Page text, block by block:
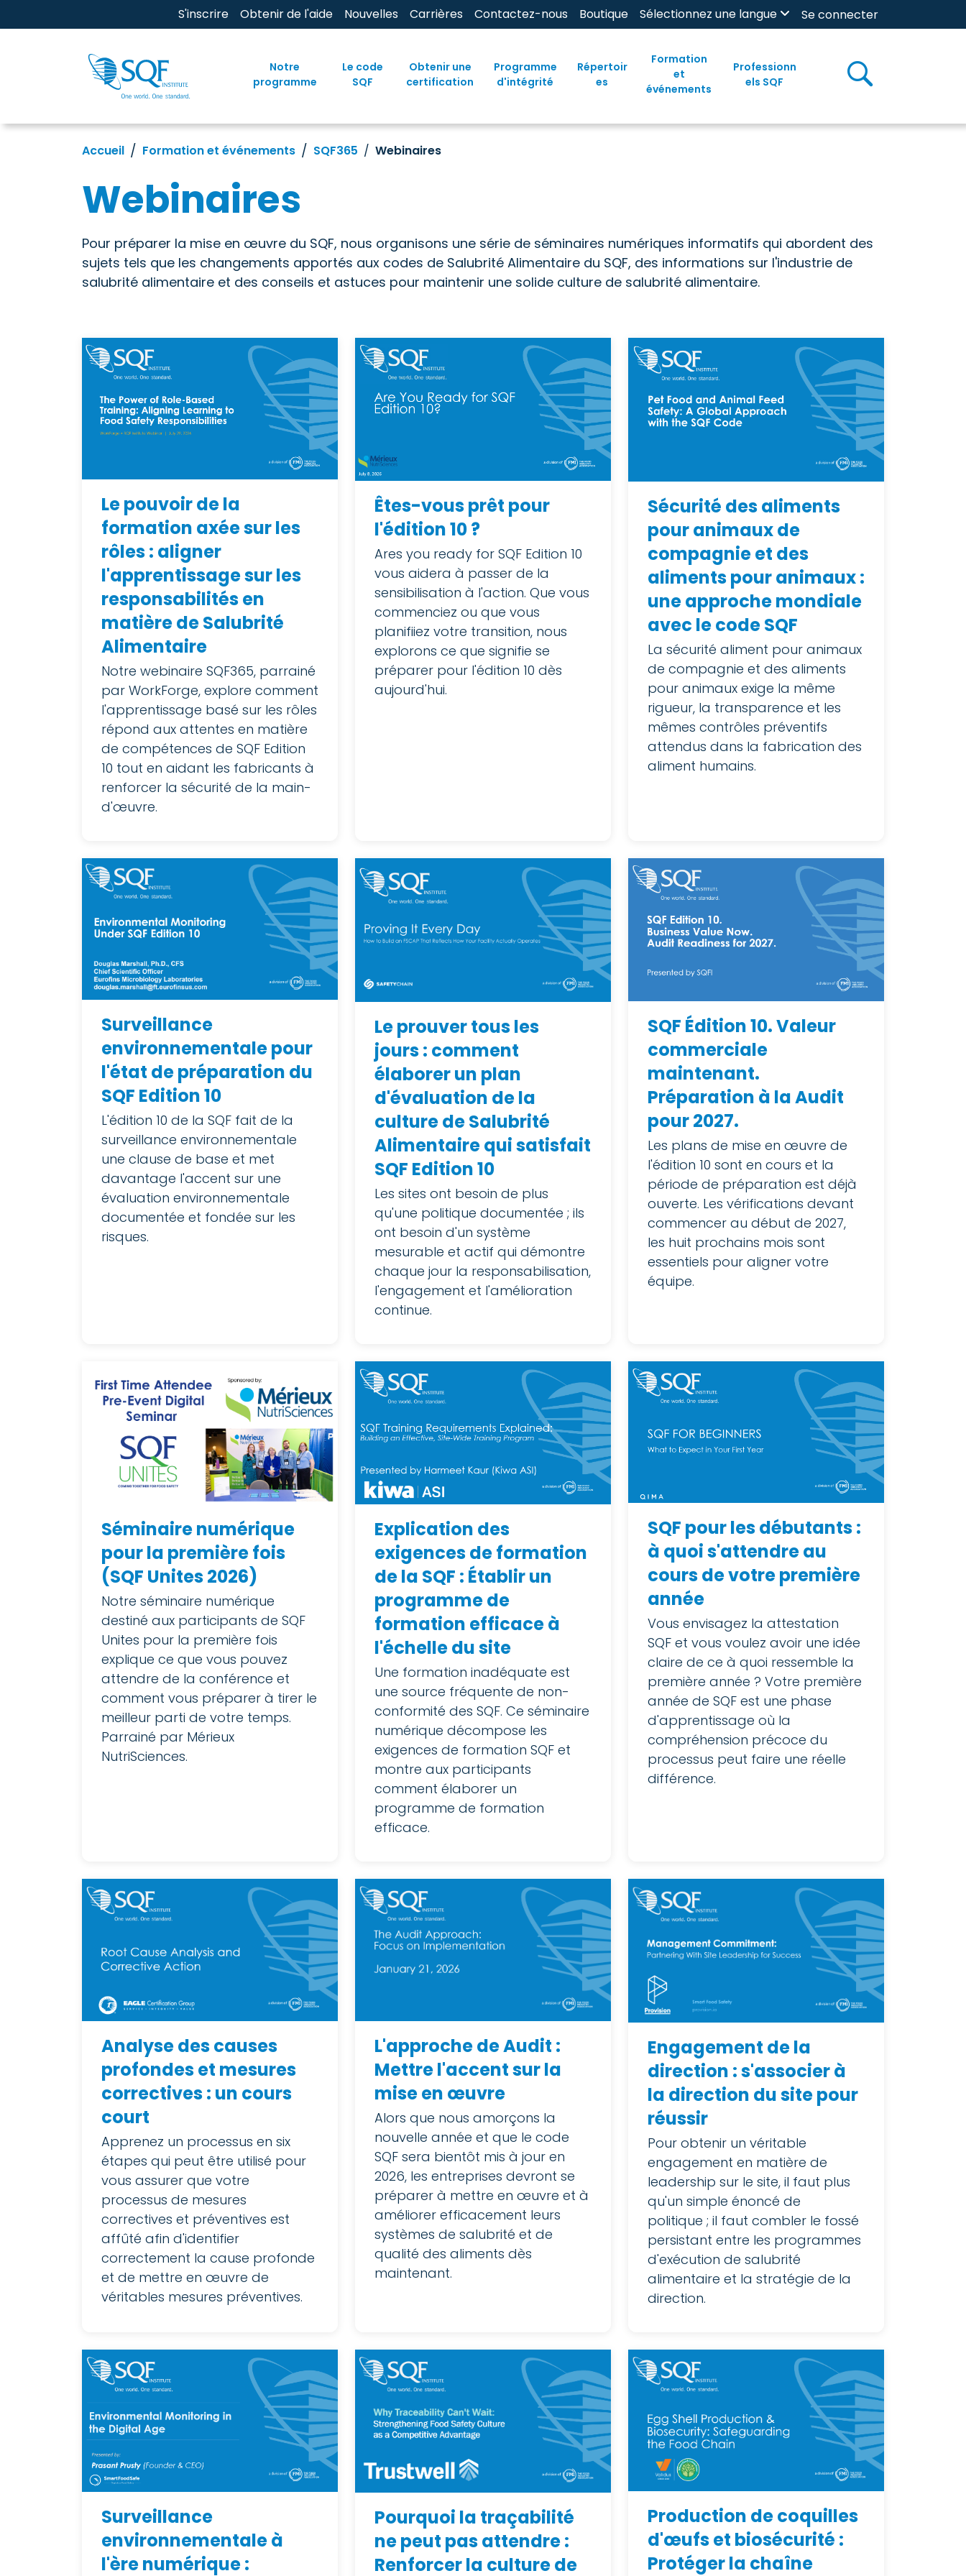
S'inscrire Obtenir de l'aide Nouvelles Carrières Contactez-nous Boutique Sélectionnez une langue Se connecter
Notre
programme
Le code
SQF
Obtenir une
certification
Programme
d'intégrité
Répertoir
es
Formation
et
événements
Professionn
els SQF
Accueil Formation et événements SQF365 Webinaires
Webinaires
Pour préparer la mise en œuvre du SQF, nous organisons une série de séminaires numériques informatifs qui abordent des
sujets tels que les changements apportés aux codes de Salubrité Alimentaire du SQF, des informations sur l'industrie de
salubrité alimentaire et des conseils et astuces pour maintenir une solide culture de salubrité alimentaire.
Le pouvoir de la
formation axée sur les
rôles : aligner
l'apprentissage sur les
responsabilités en
matière de Salubrité
Alimentaire
Notre webinaire SQF365, parrainé
par WorkForge, explore comment
l'apprentissage basé sur les rôles
répond aux attentes en matière
de compétences de SQF Edition
10 tout en aidant les fabricants à
renforcer la sécurité de la main-
d'œuvre.
Êtes-vous prêt pour
l'édition 10 ?
Ares you ready for SQF Edition 10
vous aidera à passer de la
sensibilisation à l'action. Que vous
commenciez ou que vous
planifiiez votre transition, nous
explorons ce que signifie se
préparer pour l'édition 10 dès
aujourd'hui.
Sécurité des aliments
pour animaux de
compagnie et des
aliments pour animaux :
une approche mondiale
avec le code SQF
La sécurité aliment pour animaux
de compagnie et des aliments
pour animaux exige la même
rigueur, la transparence et les
mêmes contrôles préventifs
attendus dans la fabrication des
aliment humains.
Surveillance
environnementale pour
l'état de préparation du
SQF Edition 10
L'édition 10 de la SQF fait de la
surveillance environnementale
une clause de base et met
davantage l'accent sur une
évaluation environnementale
documentée et fondée sur les
risques.
Le prouver tous les
jours : comment
élaborer un plan
d'évaluation de la
culture de Salubrité
Alimentaire qui satisfait
SQF Edition 10
Les sites ont besoin de plus
qu'une politique documentée ; ils
ont besoin d'un système
mesurable et actif qui démontre
chaque jour la responsabilisation,
l'engagement et l'amélioration
continue.
SQF Édition 10. Valeur
commerciale
maintenant.
Préparation à la Audit
pour 2027.
Les plans de mise en œuvre de
l'édition 10 sont en cours et la
période de préparation est déjà
ouverte. Les vérifications devant
commencer au début de 2027,
les huit prochains mois sont
essentiels pour aligner votre
équipe.
Séminaire numérique
pour la première fois
(SQF Unites 2026)
Notre séminaire numérique
destiné aux participants de SQF
Unites pour la première fois
explique ce que vous pouvez
attendre de la conférence et
comment vous préparer à tirer le
meilleur parti de votre temps.
Parrainé par Mérieux
NutriSciences.
Explication des
exigences de formation
de la SQF : Établir un
programme de
formation efficace à
l'échelle du site
Une formation inadéquate est
une source fréquente de non-
conformité des SQF. Ce séminaire
numérique décompose les
exigences de formation SQF et
montre aux participants
comment élaborer un
programme de formation
efficace.
SQF pour les débutants :
à quoi s'attendre au
cours de votre première
année
Vous envisagez la attestation
SQF et vous voulez avoir une idée
claire de ce à quoi ressemble la
première année ? Votre première
année de SQF est une phase
d'apprentissage où la
compréhension précoce du
processus peut faire une réelle
différence.
Analyse des causes
profondes et mesures
correctives : un cours
court
Apprenez un processus en six
étapes qui peut être utilisé pour
vous assurer que votre
processus de mesures
correctives et préventives est
affûté afin d'identifier
correctement la cause profonde
et de mettre en œuvre de
véritables mesures préventives.
L'approche de Audit :
Mettre l'accent sur la
mise en œuvre
Alors que nous amorçons la
nouvelle année et que le code
SQF sera bientôt mis à jour en
2026, les entreprises devront se
préparer à mettre en œuvre et à
améliorer efficacement leurs
systèmes de salubrité et de
qualité des aliments dès
maintenant.
Engagement de la
direction : s'associer à
la direction du site pour
réussir
Pour obtenir un véritable
engagement en matière de
leadership sur le site, il faut plus
qu'un simple énoncé de
politique ; il faut combler le fossé
persistant entre les programmes
d'exécution de salubrité
alimentaire et la stratégie de la
direction.
Surveillance
environnementale à
l'ère numérique :
Pourquoi la traçabilité
ne peut pas attendre :
Renforcer la culture de
Production de coquilles
d'œufs et biosécurité :
Protéger la chaîne